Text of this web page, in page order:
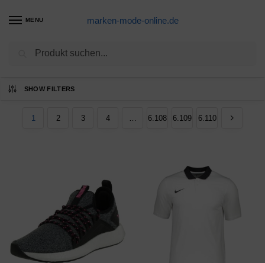
MENU marken-mode-online.de
SHOW FILTERS
angezeigt
1 2 3 4 … 6.108 6.109 6.110